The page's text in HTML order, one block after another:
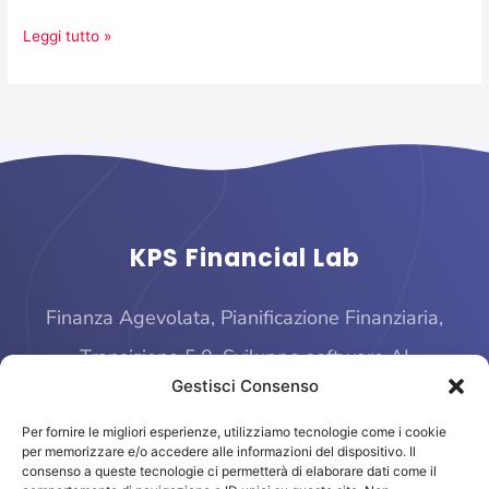
Gestisci Consenso
Per fornire le migliori esperienze, utilizziamo tecnologie come i cookie
per memorizzare e/o accedere alle informazioni del dispositivo. Il
consenso a queste tecnologie ci permetterà di elaborare dati come il
Leggi tutto »
KPS Financial Lab
Finanza Agevolata, Pianificazione Finanziaria,
Transizione 5.0, Sviluppo software AI